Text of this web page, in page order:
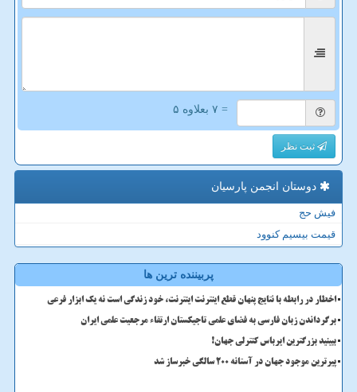
= ۷ بعلاوه ۵
ثبت نظر
دوستان انجمن پارسیان
فیش حج
قیمت بیسیم کنوود
پربیننده ترین ها
اخطار در رابطه با نتایج پنهان قطع اینترنت اینترنت، خود زندگی است نه یک ابزار فرعی
برگرداندن زبان فارسی به فضای علمی تاجیکستان ارتقاء مرجعیت علمی ایران
ببینید بزرگترین ایرباس کنترلی جهان!
پیرترین موجود جهان در آستانه ۲۰۰ سالگی خبرساز شد